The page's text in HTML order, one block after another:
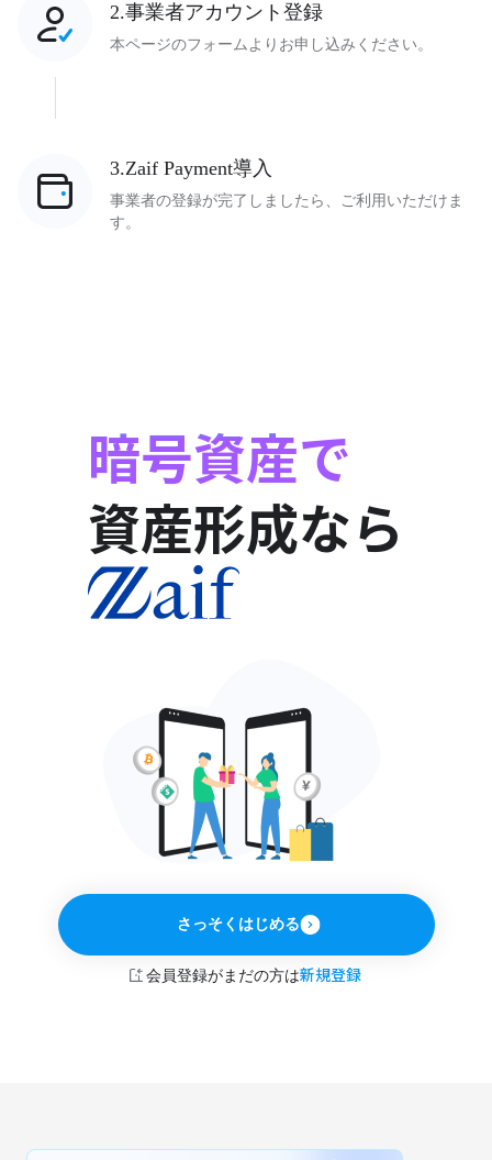
2.事業者アカウント登録
本ページのフォームよりお申し込みください。
3.Zaif Payment導入
事業者の登録が完了しましたら、ご利用いただけま
す。
暗号資産で
資産形成なら
さっそくはじめる
会員登録がまだの方は新規登録